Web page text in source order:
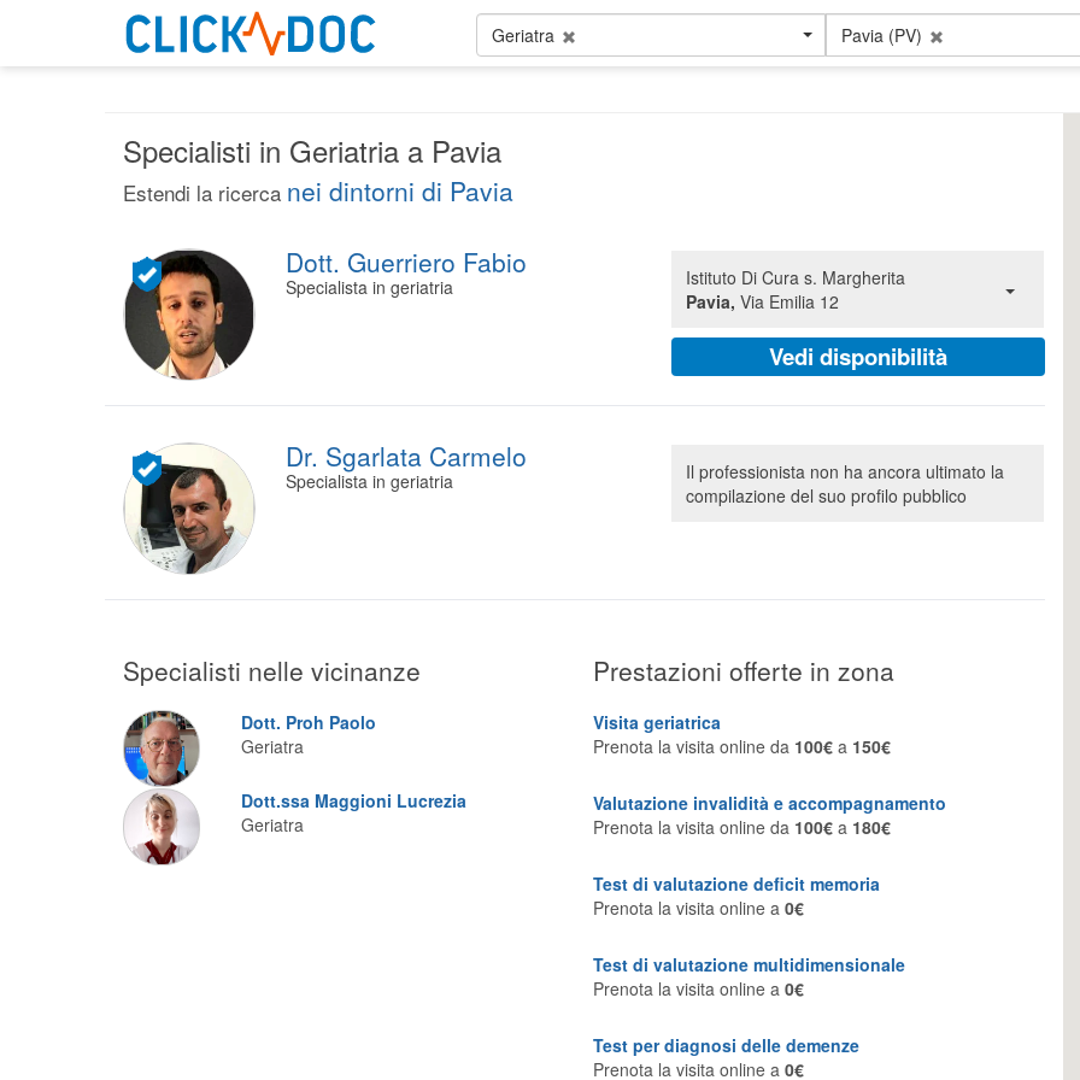
Geriatra Pavia (PV)
Specialisti in Geriatria a Pavia
Estendi la ricerca nei dintorni di Pavia
Dott. Guerriero Fabio
Specialista in geriatria
Istituto Di Cura s. Margherita
Pavia, Via Emilia 12
Vedi disponibilità
Dr. Sgarlata Carmelo
Specialista in geriatria
Il professionista non ha ancora ultimato la
compilazione del suo profilo pubblico
Specialisti nelle vicinanze
Dott. Proh Paolo
Geriatra
Dott.ssa Maggioni Lucrezia
Geriatra
Prestazioni offerte in zona
Visita geriatrica
Prenota la visita online da 100€ a 150€
Valutazione invalidità e accompagnamento
Prenota la visita online da 100€ a 180€
Test di valutazione deficit memoria
Prenota la visita online a 0€
Test di valutazione multidimensionale
Prenota la visita online a 0€
Test per diagnosi delle demenze
Prenota la visita online a 0€